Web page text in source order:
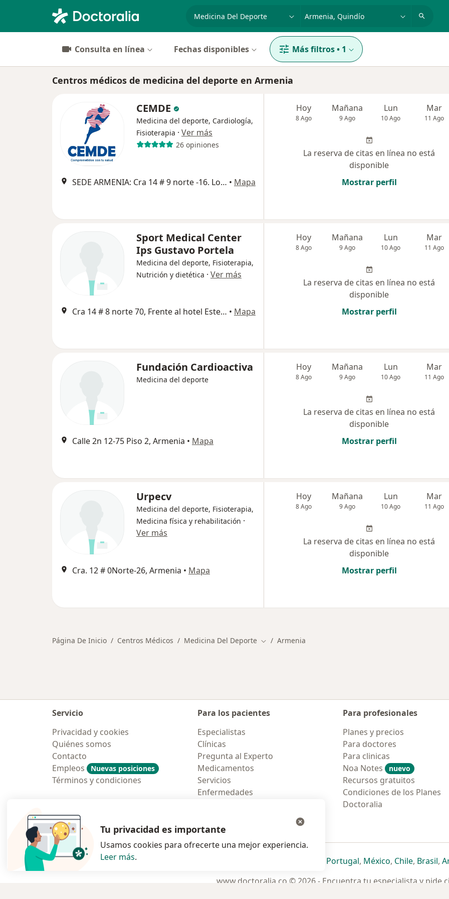
Consulta en línea Fechas disponibles Más filtros• 1
Centros médicos de medicina del deporte en Armenia
CEMDE
Medicina del deporte, Cardiología,
Fisioterapia · Ver más
26 opiniones
SEDE ARMENIA: Cra 14 # 9 norte -16. Local 103. Centro Comercial MOCAWA PLAZA, Armenia • Mapa
Hoy
8 Ago
Mañana
9 Ago
Lun
10 Ago
Mar
11 Ago
La reserva de citas en línea no está
disponible
Mostrar perfil
Sport Medical Center
Ips Gustavo Portela
Medicina del deporte, Fisioterapia,
Nutrición y dietética · Ver más
Cra 14 # 8 norte 70, Frente al hotel Estelar, Armenia • Mapa
Hoy
8 Ago
Mañana
9 Ago
Lun
10 Ago
Mar
11 Ago
La reserva de citas en línea no está
disponible
Mostrar perfil
Fundación Cardioactiva
Medicina del deporte
Calle 2n 12-75 Piso 2, Armenia • Mapa
Hoy
8 Ago
Mañana
9 Ago
Lun
10 Ago
Mar
11 Ago
La reserva de citas en línea no está
disponible
Mostrar perfil
Urpecv
Medicina del deporte, Fisioterapia,
Medicina física y rehabilitación ·
Ver más
Cra. 12 # 0Norte-26, Armenia • Mapa
Hoy
8 Ago
Mañana
9 Ago
Lun
10 Ago
Mar
11 Ago
La reserva de citas en línea no está
disponible
Mostrar perfil
Página De Inicio Centros Médicos Medicina Del Deporte Cambiar de ciudad
Armenia
Servicio
Privacidad y cookies
Quiénes somos
Contacto
Empleos
Nuevas posiciones
Términos y condiciones
Para los pacientes
Especialistas
Clínicas
Pregunta al Experto
Medicamentos
Servicios
Enfermedades
Para profesionales
Planes y precios
Para doctores
Para clinicas
Noa Notes
nuevo
Recursos gratuitos
Condiciones de los Planes
Doctoralia
Polska se abre en una nueva pestaña
se abre en una nueva pestaña
se abre en una nueva pestaña
se abre en una nueva pestaña
Portugalse abre en una nueva
, Méxicose abre en una
, Chilese abre
, Brasilse
,
www.doctoralia.co © 2026 - Encuentra tu especialista y pide
Tu privacidad es importante
Usamos cookies para ofrecerte una mejor experiencia.
Leer más.